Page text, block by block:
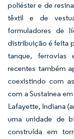
poliéster e de
têxtil e de
formuladores de
distribuição é feita
tanque, ferrovias
recentes também
coexistindo com
com a Sustainea
Lafayette, Indiana
uma unidade de
construída em